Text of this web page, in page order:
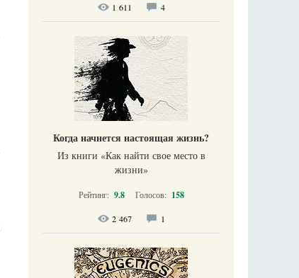
1 611 4
Когда начнется настоящая жизнь?
Из книги «Как найти свое место в
жизни​»
Рейтинг: 9.8 Голосов: 158
2 467 1